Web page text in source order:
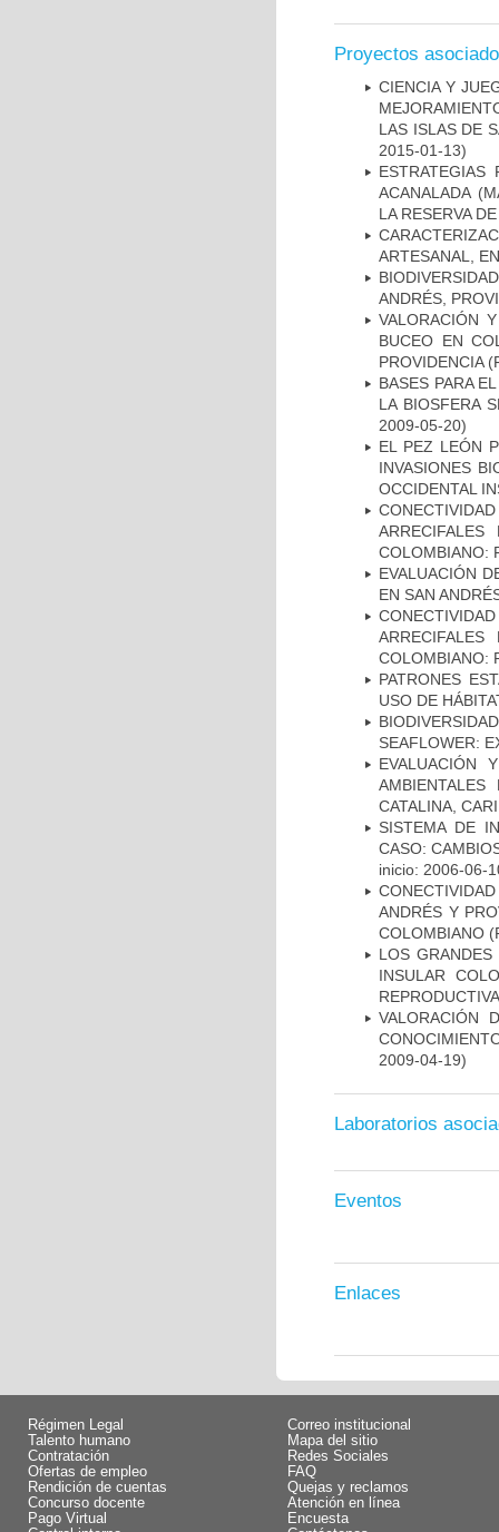
Proyectos
CIENCIA Y
LAS ISLAS DE
2015-01-13)
ACANALADA
LA RESERVA
ARTESANAL,
ANDRÉS,
VALORACIÓN
BUCEO EN
PROVIDENCIA
BASES PARA
LA BIOSFERA
2009-05-20)
EL PEZ LEÓN
INVASIONES
OCCIDENTAL
COLOMBIANO:
EVALUACIÓN
EN SAN
COLOMBIANO:
PATRONES
USO DE
SEAFLOWER:
EVALUACIÓN
CATALINA,
SISTEMA DE
CASO:
inicio: 2006-06-
ANDRÉS Y
COLOMBIANO
LOS
INSULAR
VALORACIÓN
2009-04-19)
Laboratorios
Eventos
Enlaces
Régimen Legal
Talento humano
Contratación
Ofertas de empleo
Rendición de cuentas
Concurso docente
Pago Virtual
Correo institucional
Mapa del sitio
Redes Sociales
FAQ
Quejas y reclamos
Atención en línea
Encuesta